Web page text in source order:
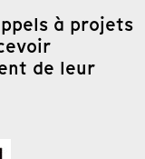
à projets
de leur